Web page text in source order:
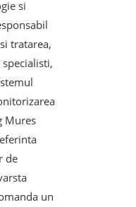
si
tratarea,
Mures
de
un